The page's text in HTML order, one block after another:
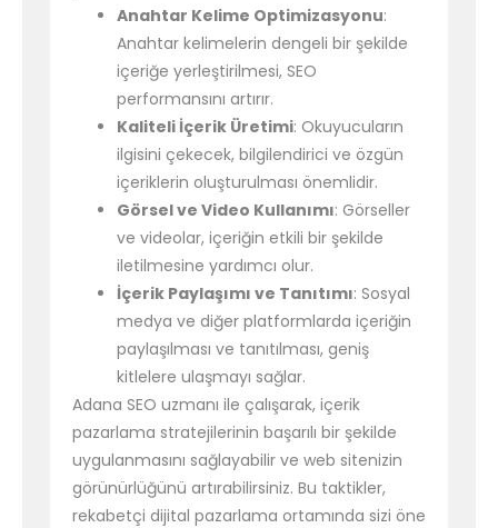
Anahtar Kelime Optimizasyonu:
Anahtar kelimelerin dengeli bir şekilde
içeriğe yerleştirilmesi, SEO
performansını artırır.
Kaliteli İçerik Üretimi: Okuyucuların
ilgisini çekecek, bilgilendirici ve özgün
içeriklerin oluşturulması önemlidir.
Görsel ve Video Kullanımı: Görseller
ve videolar, içeriğin etkili bir şekilde
iletilmesine yardımcı olur.
İçerik Paylaşımı ve Tanıtımı: Sosyal
medya ve diğer platformlarda içeriğin
paylaşılması ve tanıtılması, geniş
kitlelere ulaşmayı sağlar.
Adana SEO uzmanı ile çalışarak, içerik
pazarlama stratejilerinin başarılı bir şekilde
uygulanmasını sağlayabilir ve web sitenizin
görünürlüğünü artırabilirsiniz. Bu taktikler,
rekabetçi dijital pazarlama ortamında sizi öne